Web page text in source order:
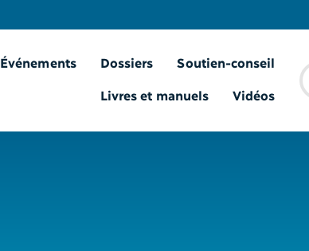
Événements Dossiers Soutien-conseil
Livres et manuels Vidéos